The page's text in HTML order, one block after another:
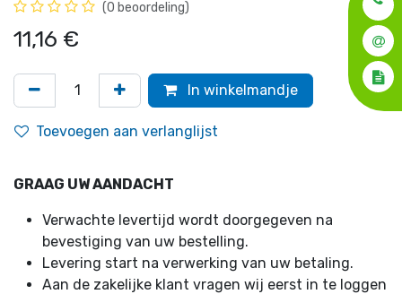
(0 beoordeling)
11,16 €
In winkelmandje
Toevoegen aan verlanglijst
GRAAG UW AANDACHT
Verwachte levertijd wordt doorgegeven na
bevestiging van uw bestelling.
Levering start na verwerking van uw betaling.
Aan de zakelijke klant vragen wij eerst in te loggen